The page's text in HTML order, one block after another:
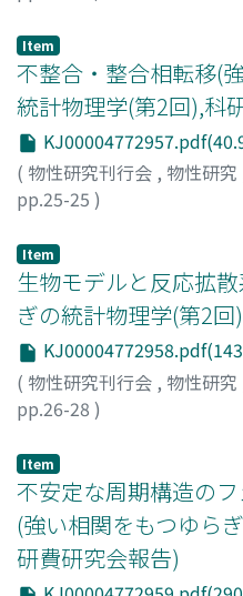
Item
不整合・整合相転移(
統計物理学(第2回),科
( 物性研究刊行会 , 物性研究
pp.25-25 )
Item
生物モデルと反応拡
ぎの統計物理学(第2
( 物性研究刊行会 , 物性研究
pp.26-28 )
Item
不安定な周期構造の
(強い相関をもつゆら
研費研究会報告)